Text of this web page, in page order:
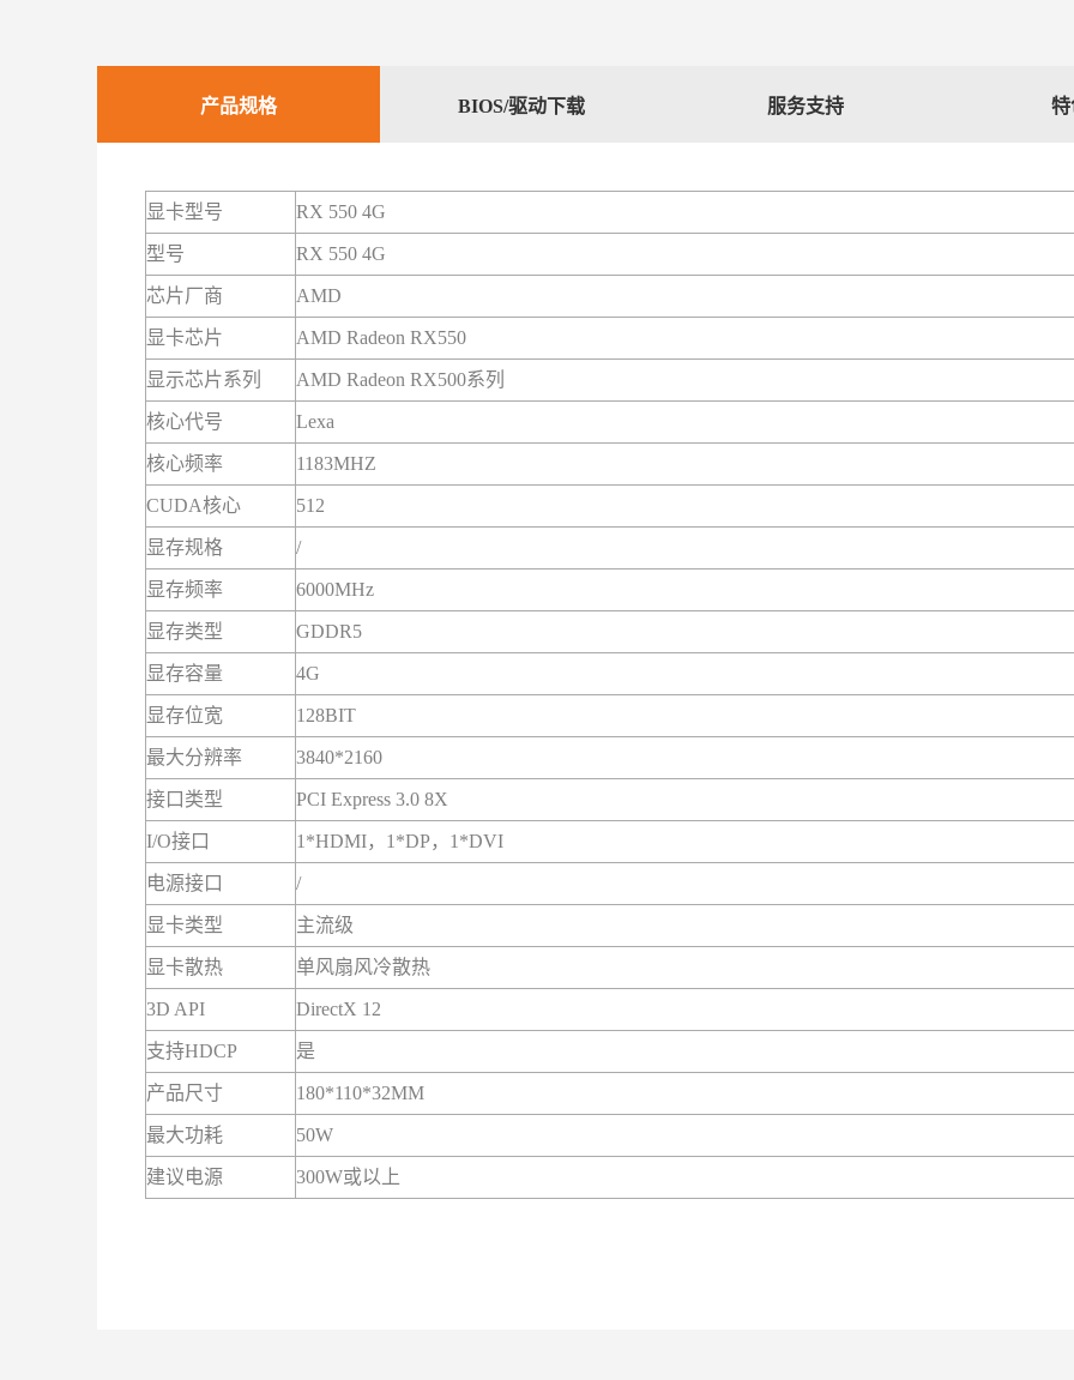
产品规格 BIOS/驱动下载 服务支持 特
显卡型号 RX 550 4G
型号 RX 550 4G
芯片厂商 AMD
显卡芯片 AMD Radeon RX550
显示芯片系列 AMD Radeon RX500系列
核心代号 Lexa
核心频率 1183MHZ
CUDA核心 512
显存规格 /
显存频率 6000MHz
显存类型 GDDR5
显存容量 4G
显存位宽 128BIT
最大分辨率 3840*2160
接口类型 PCI Express 3.0 8X
I/O接口 1*HDMI，1*DP，1*DVI
电源接口 /
显卡类型 主流级
显卡散热 单风扇风冷散热
3D API DirectX 12
支持HDCP 是
产品尺寸 180*110*32MM
最大功耗 50W
建议电源 300W或以上